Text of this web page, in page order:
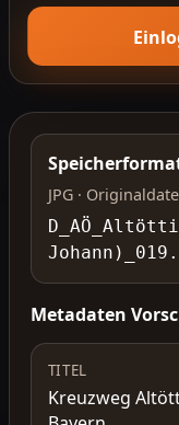
JPG ·
Metadaten
TITEL
Kreuzweg